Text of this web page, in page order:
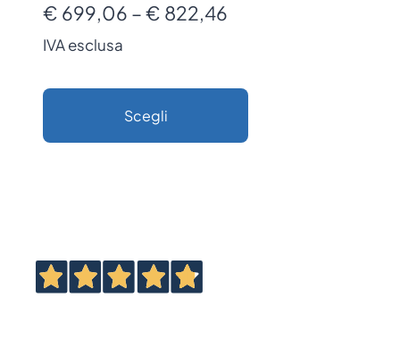
€ 699,06 –€ 822,46
€ 699,06
IVA esclusa
Scegli
Le
opzioni